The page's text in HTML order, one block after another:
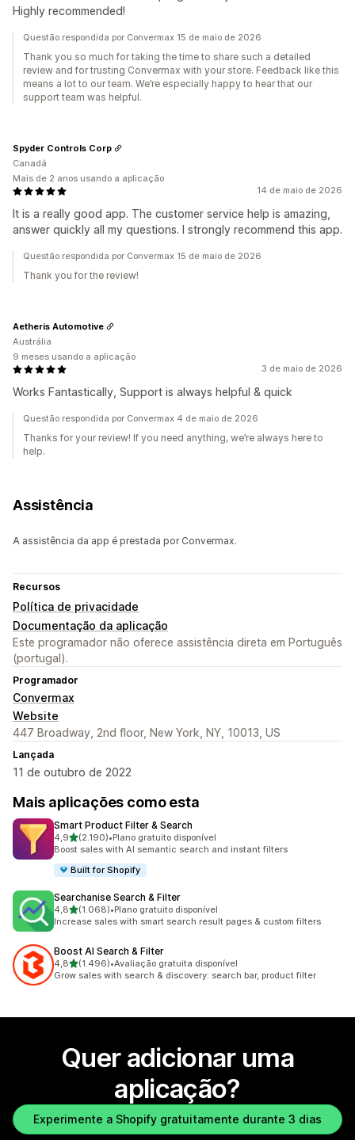
Highly recommended!
Questão respondida por Convermax 15 de maio de 2026
Thank you so much for taking the time to share such a detailed
review and for trusting Convermax with your store. Feedback like this
means a lot to our team. We’re especially happy to hear that our
support team was helpful.
14 de maio de 2026
It is a really good app. The customer service help is amazing,
answer quickly all my questions. I strongly recommend this app.
Spyder Controls Corp
Canadá
Mais de 2 anos usando a aplicação
Questão respondida por Convermax 15 de maio de 2026
Thank you for the review!
3 de maio de 2026
Works Fantastically, Support is always helpful & quick
Aetheris Automotive
Austrália
9 meses usando a aplicação
Questão respondida por Convermax 4 de maio de 2026
Thanks for your review! If you need anything, we’re always here to
help.
Assistência
A assistência da app é prestada por Convermax.
Recursos
Política de privacidade
Documentação da aplicação
Este programador não oferece assistência direta em Português
(portugal).
Programador
Convermax
Website
447 Broadway, 2nd floor, New York, NY, 10013, US
Lançada
11 de outubro de 2022
Mais aplicações como esta
Smart Product Filter & Search
4,9de 5 estrelas
(2.190)
2190 total de avaliações
•Plano gratuito disponível
Boost sales with AI semantic search and instant filters
Built for Shopify
Searchanise Search & Filter
4,8de 5 estrelas
(1.068)
1068 total de avaliações
•Plano gratuito disponível
Increase sales with smart search result pages & custom filters
Boost AI Search & Filter
4,8de 5 estrelas
(1.496)
1496 total de avaliações
•Avaliação gratuita disponível
Grow sales with search & discovery: search bar, product filter
Quer adicionar uma
aplicação?
Experimente a Shopify gratuitamente durante 3 dias